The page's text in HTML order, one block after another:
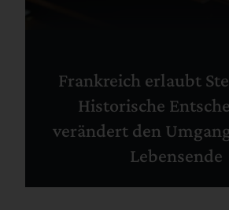
Frankreich erlaubt
Historische
verändert den
Lebensende